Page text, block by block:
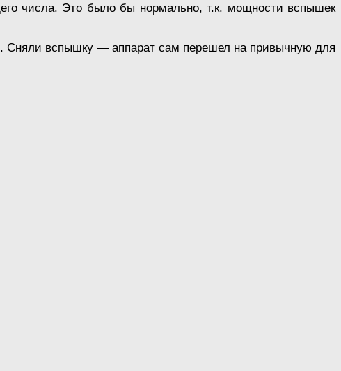
числа. Это было бы нормально, т.к. мощности вспышек
Сняли вспышку — аппарат сам перешел на привычную для